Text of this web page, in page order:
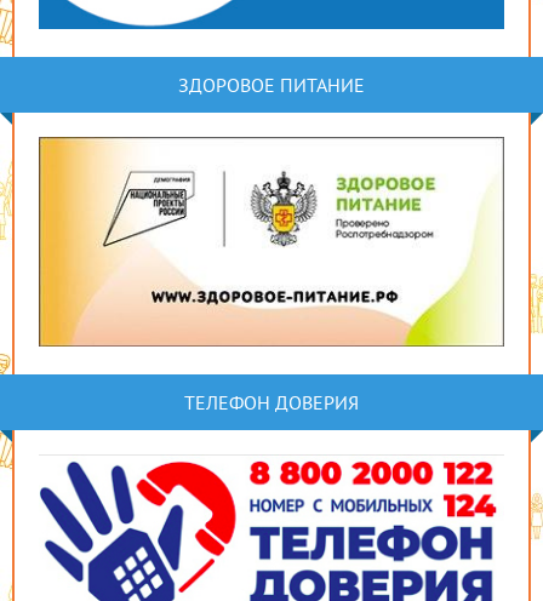
ЗДОРОВОЕ ПИТАНИЕ
ТЕЛЕФОН ДОВЕРИЯ